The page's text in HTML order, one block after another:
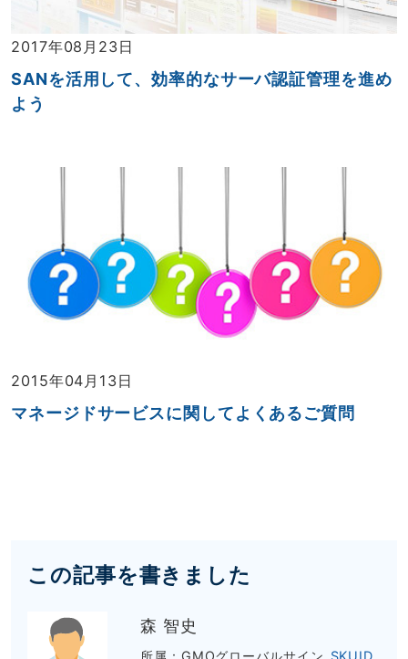
2017年08月23日
SANを活用して、効率的なサーバ認証管理を進め
よう
2015年04月13日
マネージドサービスに関してよくあるご質問
この記事を書きました
森 智史
所属：GMOグローバルサイン SKUID